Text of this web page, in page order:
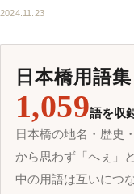
2024.11.23
日本橋用語集
1,059語を収
日本橋の地名・歴史
から思わず「へぇ」
中の用語は互いにつ